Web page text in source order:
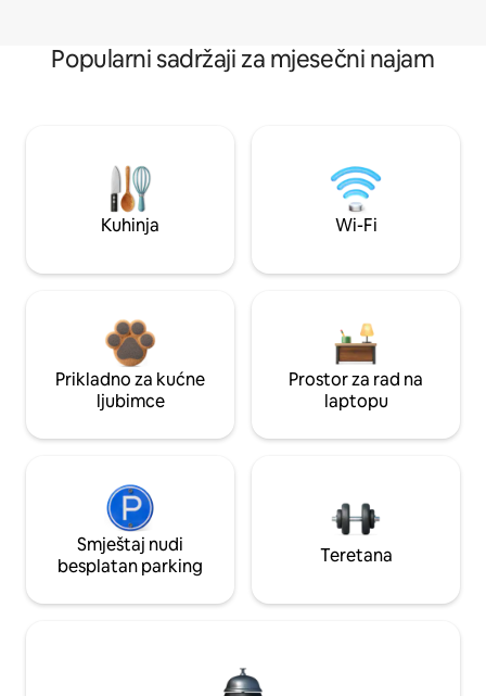
Popularni sadržaji za mjesečni najam
Kuhinja Wi-Fi
Prikladno za kućne
ljubimce
Prostor za rad na
laptopu
Smještaj nudi
besplatan parking
Teretana